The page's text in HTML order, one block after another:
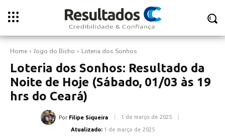
Home Jogo do Bicho Loteria dos Sonhos
Loteria dos Sonhos: Resultado da
Noite de Hoje (Sábado, 01/03 às 19
hrs do Ceará)
Por Filipe Siqueira 1 de março de 2025
Atualizado: 1 de março de 2025